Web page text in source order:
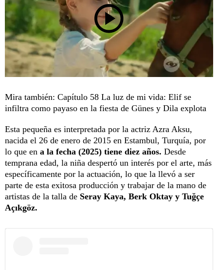
Mira también: Capítulo 58 La luz de mi vida: Elif se
infiltra como payaso en la fiesta de Günes y Dila explota
Esta pequeña es interpretada por la actriz Azra Aksu,
nacida el 26 de enero de 2015 en Estambul, Turquía, por
lo que en a la fecha (2025) tiene diez años. Desde
temprana edad, la niña despertó un interés por el arte, más
específicamente por la actuación, lo que la llevó a ser
parte de esta exitosa producción y trabajar de la mano de
artistas de la talla de Seray Kaya, Berk Oktay y Tuğçe
Açıkgöz.